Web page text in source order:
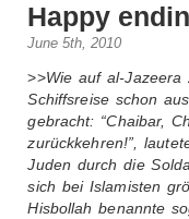
Happy
June 5th, 2010
>>Wie auf al-
Schiffsreise schon
gebracht: “Chaibar,
zurückkehren!”,
Juden durch die
sich bei Islamisten
Hisbollah benannte